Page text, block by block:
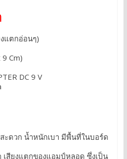
แตกอ่อนๆ)
Cm)
DC 9 V
ะดวก น้ำหนักเบา มีพื้นที่ในบอร์ด
เสียงแตกของแอมป์หลอด ซึ่งเป็น